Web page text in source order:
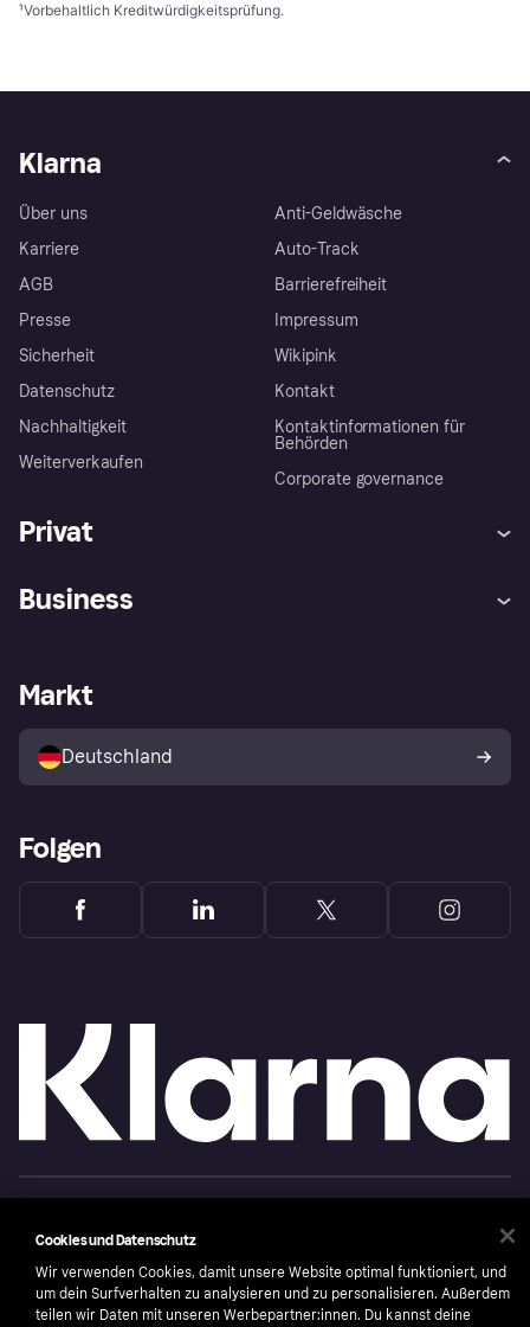
¹Vorbehaltlich Kreditwürdigkeitsprüfung.
Klarna
Über uns
Karriere
AGB
Presse
Sicherheit
Datenschutz
Nachhaltigkeit
Weiterverkaufen
Anti-Geldwäsche
Auto-Track
Barrierefreiheit
Impressum
Wikipink
Kontakt
Kontaktinformationen für
Behörden
Corporate governance
Privat
Klarna App
Shops entdecken
Käuferschutzrichtlinie
Dein Widerrufsrecht
Business
Händlerportal
Markt
Deutschland
Folgen
number: 556737-0431
NutzungsbedingungenCookiesKlarna.com
Cookies und Datenschutz
Wir verwenden Cookies, damit unsere Website optimal funktioniert, und
um dein Surfverhalten zu analysieren und zu personalisieren. Außerdem
teilen wir Daten mit unseren Werbepartner:innen. Du kannst deine